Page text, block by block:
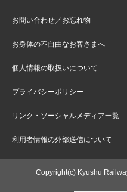
お問い合わせ／お忘れ物
お身体の不自由なお客さまへ
個人情報の取扱いについて
プライバシーポリシー
リンク・ソーシャルメディア一覧
利用者情報の外部送信について
Copyright(c) Kyushu